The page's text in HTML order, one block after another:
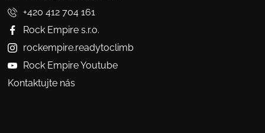
+420 412 704 161
Rock Empire s.r.o.
rockempire.readytoclimb
Rock Empire Youtube
Kontaktujte nás